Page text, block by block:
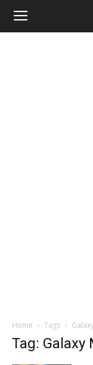
Home Tags
Tag: Galaxy